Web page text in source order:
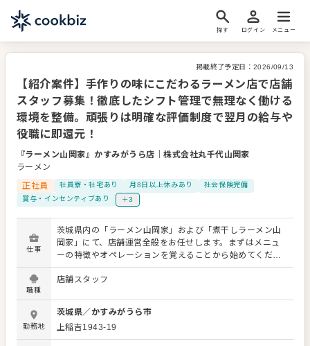
探す ログイン メニュー
掲載終了予定日： 2026/09/13
【紹介案件】手作りの味にこだわるラーメン店で店舗
スタッフ募集！徹底したシフト管理で無理なく働ける
環境を整備。頑張りは明確な評価制度で翌月の給与や
役職に即還元！
『ラーメン山岡家』かすみがうら店 ｜株式会社丸千代山岡家
ラーメン
正社員
社員寮・社宅あり 月8日以上休みあり
社会保険完備
賞与・インセンティブあり
＋3
仕事
茨城県内の「ラーメン山岡家」および「煮干しラーメン山
岡家」にて、店舗運営全般をお任せします。まずはメニュ
ーの特徴やオペレーションを覚えることから始めてくださ
い。 具体的には、お席へのご案内やオーダー伺いといった
接客、仕込みから盛り付けまでの調理業務を行います。さ
も携わっていただきます。 大手チェーンでありながらセン
トラルキッチンを持たず、各店舗で3〜4日間かけて豚骨ス
ープを炊き上げるのが特徴です。チャーシューのカットや
ネギの処理も店内で行うため、未経験からでも本格的な調
職種
店舗スタッフ
勤務地
茨城県／ かすみがうら市
上稲吉1943-19